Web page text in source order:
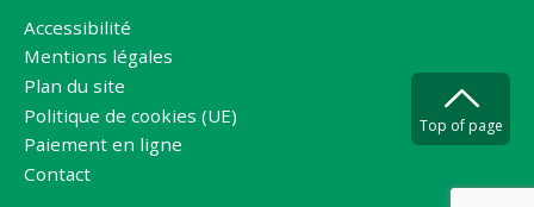
Accessibilité
Mentions légales
Plan du site
Politique de cookies (UE)
Paiement en ligne
Contact
Top of page